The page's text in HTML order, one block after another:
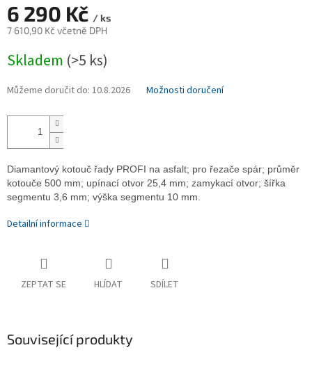
6 290 Kč / ks
7 610,90 Kč včetně DPH
cena:
Skladem (>5 ks)
Můžeme doručit do: 10.8.2026 Možnosti doručení
Diamantový kotouč řady PROFI na asfalt; pro řezače spár; průměr
kotouče 500 mm; upínací otvor 25,4 mm; zamykací otvor; šířka
segmentu 3,6 mm; výška segmentu 10 mm.
Detailní informace
ZEPTAT SE HLÍDAT SDÍLET
Související produkty